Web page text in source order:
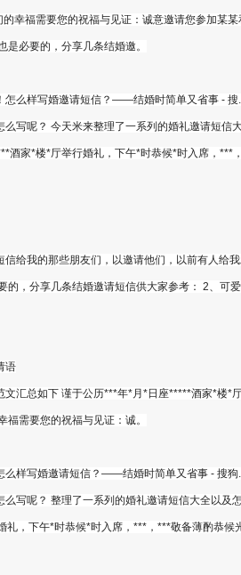
幸福需要您的祝福与见证：诚意邀请您参加某
是必要的，分享几条结婚邀。
怎么样写婚邀请短信？——结婚时简单又省事 - 搜
写呢？ 今天米来整理了一系列的婚礼邀请短信
酒家*楼*厅举行婚礼，下午*时恭候*时入席，***
给我的那些朋友们，以邀请他们，以前有人给
的，分享几条结婚邀请短信供大家参考： 2、可
语
文汇总如下 谨于公历***年*月*日座*****酒家*楼*
福需要您的祝福与见证：诚。
么样写婚邀请短信？——结婚时简单又省事 - 搜狗
么写呢？ 整理了一系列的婚礼邀请短信大全以及
礼，下午*时恭候*时入席，***，***敬备薄酌恭候